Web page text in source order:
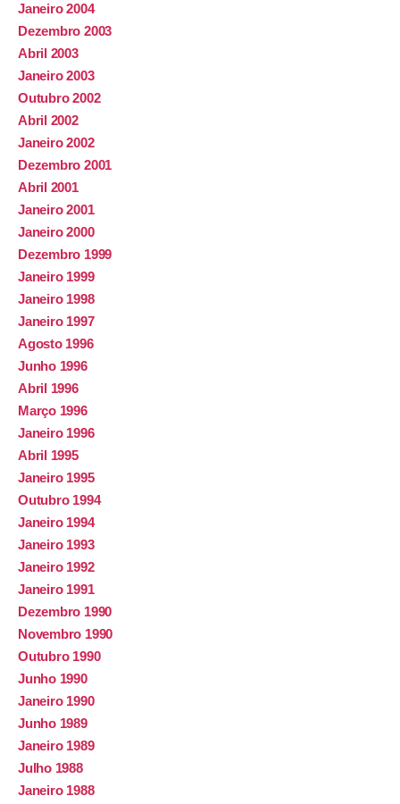
Janeiro 2004
Dezembro 2003
Abril 2003
Janeiro 2003
Outubro 2002
Abril 2002
Janeiro 2002
Dezembro 2001
Abril 2001
Janeiro 2001
Janeiro 2000
Dezembro 1999
Janeiro 1999
Janeiro 1998
Janeiro 1997
Agosto 1996
Junho 1996
Abril 1996
Março 1996
Janeiro 1996
Abril 1995
Janeiro 1995
Outubro 1994
Janeiro 1994
Janeiro 1993
Janeiro 1992
Janeiro 1991
Dezembro 1990
Novembro 1990
Outubro 1990
Junho 1990
Janeiro 1990
Junho 1989
Janeiro 1989
Julho 1988
Janeiro 1988